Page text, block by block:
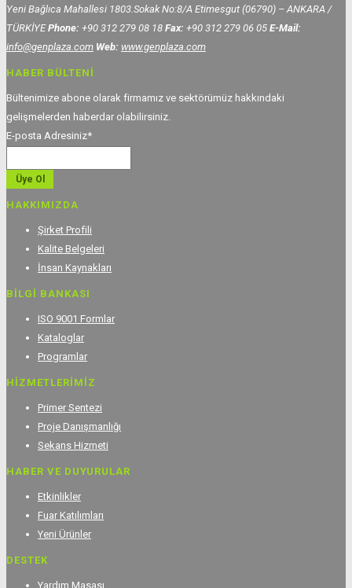
Yeni Bağlıca Mahallesi 1803.Sokak No:8/A Etimesgut (06790) – ANKARA /
TÜRKİYE Phone: +90 312 279 08 18 Fax: +90 312 279 06 05 E-Mail:
info@genplaza.com Web: www.genplaza.com
HABER BÜLTENI
Bültenimize abone olarak firmamız ve sektörümüz hakkındaki
gelişmelerden haberdar olabilirsiniz.
E-posta Adresiniz*
HAKKIMIZDA
Şirket Profili
Kalite Belgeleri
İnsan Kaynakları
BİLGİ BANKASI
ISO 9001 Formlar
Kataloglar
Programlar
HİZMETLERİMİZ
Primer Sentezi
Proje Danışmanlığı
Sekans Hizmeti
HABER VE DUYURULAR
Etkinlikler
Fuar Katılımları
Yeni Ürünler
DESTEK
Yardım Masası